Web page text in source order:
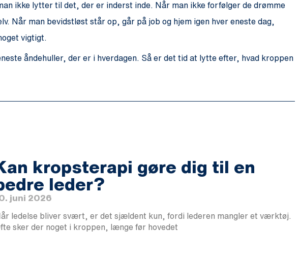
ikke lytter til det, der er inderst inde. Når man ikke forfølger de drømme
Når man bevidstløst står op, går på job og hjem igen hver eneste dag,
vigtigt.
åndehuller, der er i hverdagen. Så er det tid at lytte efter, hvad kroppen
kropsterapi gøre dig til en
leder?
juni 2026
ledelse bliver svært, er det sjældent kun, fordi lederen mangler et værktøj.
sker der noget i kroppen, længe før hovedet